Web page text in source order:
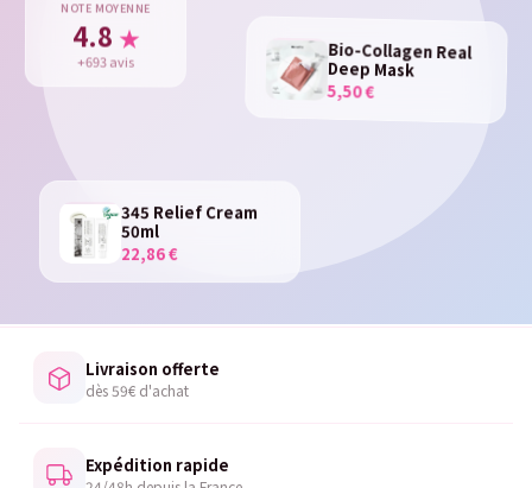
345 Relief Cream
50ml
22,86 €
Bio-Collagen Real
Deep Mask
5,50 €
NOTE MOYENNE
4.8 ★
+693 avis
Livraison offerte
dès 59€ d'achat
Expédition rapide